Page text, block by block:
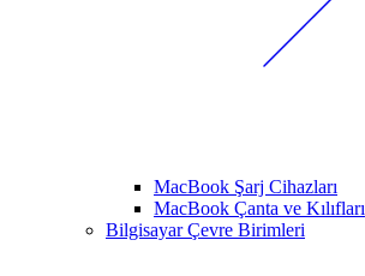
MacBook Şarj Cihazları
MacBook Çanta ve Kılıfları
Bilgisayar Çevre Birimleri